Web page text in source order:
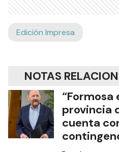
Edición Impresa
NOTAS
“Formosa
provincia
cuenta